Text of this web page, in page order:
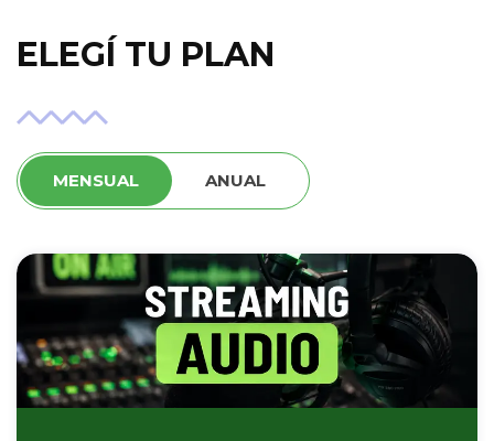
ELEGÍ TU PLAN
MENSUAL ANUAL